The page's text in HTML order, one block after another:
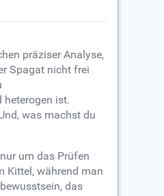
präziser Analyse,
Spagat nicht frei
heterogen ist.
was machst du
um das Prüfen
Kittel, während man
das